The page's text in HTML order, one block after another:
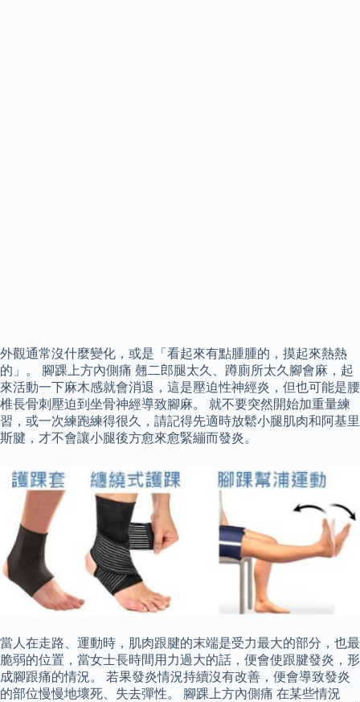
外觀通常沒什麼變化，或是「看起來有點腫腫的，摸起來熱熱
的」。 腳踝上方內側痛 翹二郎腿太久、蹲廁所太久腳會麻，起
來活動一下麻木感就會消退，這是壓迫性神經炎，但也可能是腰
椎長骨刺壓迫到坐骨神經導致腳麻。 就不要突然開始加重量練
習，或一次練跑練得很久，請記得先適時放鬆小腿肌肉和阿基里
斯腱，才不會讓小腿後方愈來愈緊繃而發炎。
當人在走路、運動時，肌肉跟腱的末端是受力最大的部分，也最
脆弱的位置，當女士長時間用力過大的話，便會使跟腱發炎，形
成腳跟痛的情況。 若果發炎情況持續沒有改善，便會導致發炎
的部位慢慢地壞死、失去彈性。 腳踝上方內側痛 在某些情況